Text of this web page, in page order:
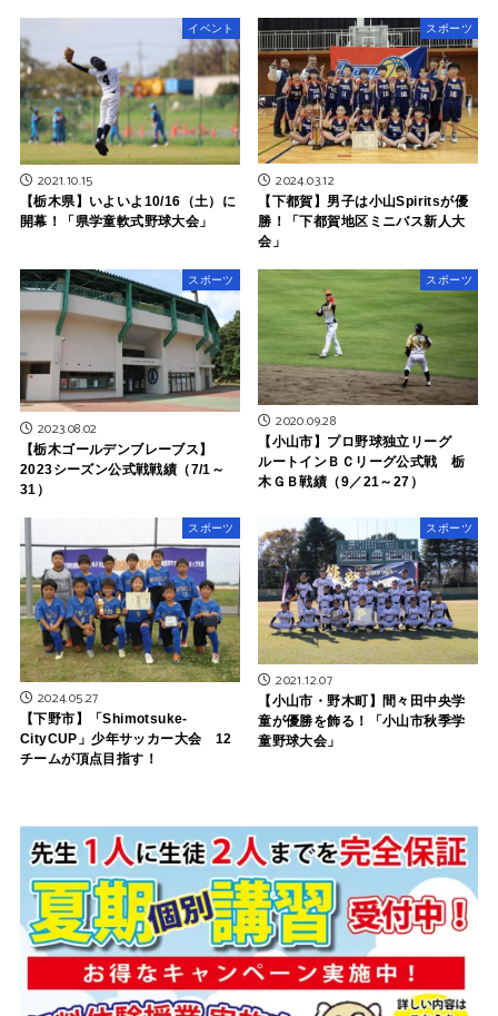
イベント
2021.10.15
【栃木県】いよいよ10/16（土）に
開幕！「県学童軟式野球大会」
スポーツ
2024.03.12
【下都賀】男子は小山Spiritsが優
勝！「下都賀地区ミニバス新人大
会」
スポーツ
2023.08.02
【栃木ゴールデンブレーブス】
2023シーズン公式戦戦績（7/1～
31）
スポーツ
2020.09.28
【小山市】プロ野球独立リーグ
ルートインＢＣリーグ公式戦 栃
木ＧＢ戦績（9／21～27）
スポーツ
2024.05.27
【下野市】「Shimotsuke-
CityCUP」少年サッカー大会 12
チームが頂点目指す！
スポーツ
2021.12.07
【小山市・野木町】間々田中央学
童が優勝を飾る！「小山市秋季学
童野球大会」